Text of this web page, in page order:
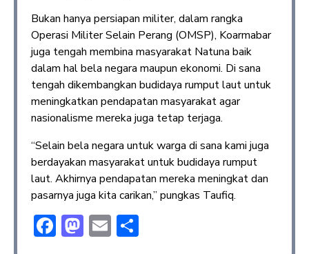
Bukan hanya persiapan militer, dalam rangka
Operasi Militer Selain Perang (OMSP), Koarmabar
juga tengah membina masyarakat Natuna baik
dalam hal bela negara maupun ekonomi. Di sana
tengah dikembangkan budidaya rumput laut untuk
meningkatkan pendapatan masyarakat agar
nasionalisme mereka juga tetap terjaga.
“Selain bela negara untuk warga di sana kami juga
berdayakan masyarakat untuk budidaya rumput
laut. Akhirnya pendapatan mereka meningkat dan
pasarnya juga kita carikan,” pungkas Taufiq.
F M E